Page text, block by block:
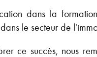
dans la
le secteur de
ce succès, nous